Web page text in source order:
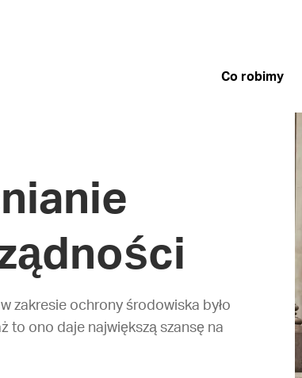
Co robimy
zakresie ochrony środowiska było
to ono daje największą szansę na